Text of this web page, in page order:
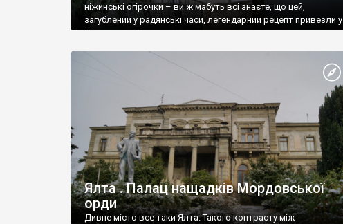
ніжинські огірочки – ви ж мабуть всі знаєте, що цей,
загублений у радянські часи, легендарний рецепт привезли у
Ніжин греки?
Ялта . Палац нащадків Мордовської
орди
Дивне місто все таки Ялта. Такого контрасту між